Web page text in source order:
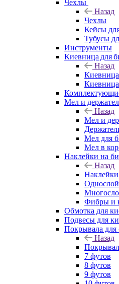
Чехлы
Назад
Чехлы
Кейсы
Тубусы
Инструменты
Киевница для
Назад
Киевница
Киевница
Мел и
Назад
Мел и
Мел для
Мел в
Наклейки на
Назад
Фибры и
Обмотка для
Подвесы для
Покрывала для
Назад
7 футов
8 футов
9 футов